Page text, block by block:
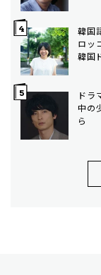
韓国
ロッ
韓国
ドラ
中の
ら